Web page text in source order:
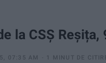
la CSȘ
07:35 AM 1 MINUT DE